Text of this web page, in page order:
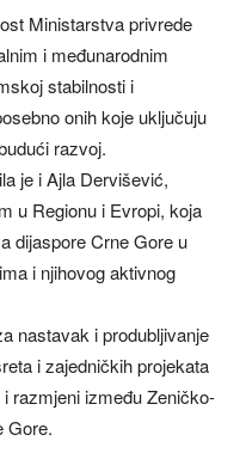
Ministarstva privrede
i međunarodnim
stabilnosti i
onih koje uključuju
razvoj.
je i Ajla Dervišević,
u Regionu i Evropi, koja
dijaspore Crne Gore u
i njihovog aktivnog
nastavak i produbljivanje
i zajedničkih projekata
razmjeni između Zeničko-
Gore.